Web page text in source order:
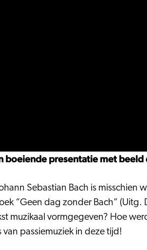
boeiende presentatie met
Sebastian Bach is misschien
“Geen dag zonder Bach”
muzikaal vormgegeven? Hoe
passiemuziek in deze tijd!